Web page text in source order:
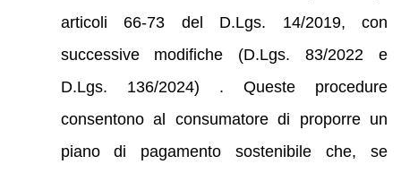
articoli 66‑73 del D.Lgs. 14/2019, con
successive modifiche (D.Lgs. 83/2022 e
D.Lgs. 136/2024) . Queste procedure
consentono al consumatore di proporre un
piano di pagamento sostenibile che, se